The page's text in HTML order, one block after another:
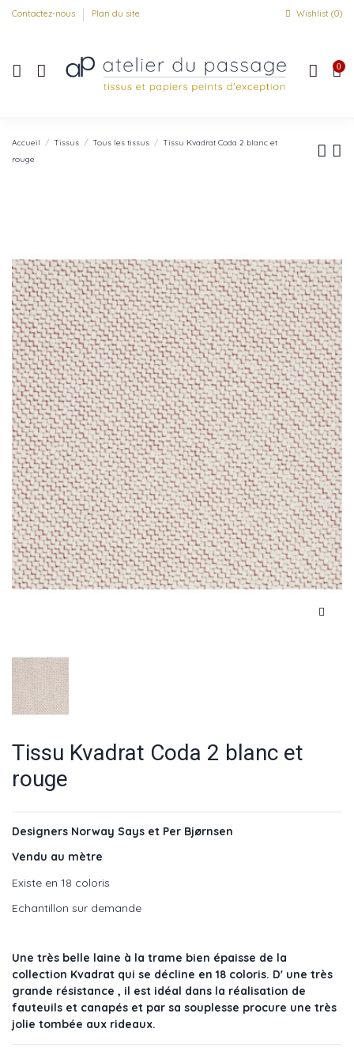
Contactez-nous Plan du site Wishlist (0)
0
Accueil Tissus Tous les tissus
Tissu Kvadrat Coda 2 blanc et
rouge
Tissu Kvadrat Coda 2 blanc et
rouge
Designers Norway Says et Per Bjørnsen
Vendu au mètre
Existe en 18 coloris
Echantillon sur demande
Une très belle laine à la trame bien épaisse de la
collection Kvadrat qui se décline en 18 coloris. D' une très
grande résistance , il est idéal dans la réalisation de
fauteuils et canapés et par sa souplesse procure une très
jolie tombée aux rideaux.